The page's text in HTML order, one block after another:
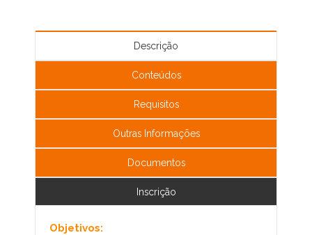
Descrição
Conteúdos
Requisitos
Outras Informações
Documentos
Inscrição
Objetivos: